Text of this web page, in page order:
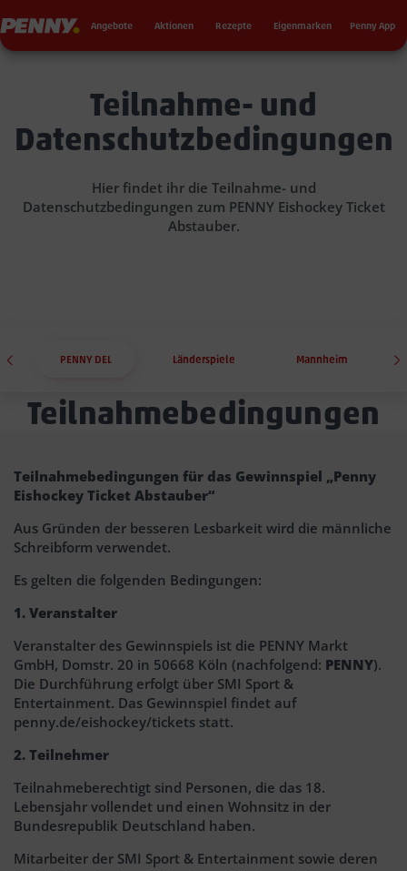
Penny Angebote Aktionen Rezepte Eigenmarken Penny App
Teilnahme- und
Datenschutzbedingungen
Hier findet ihr die Teilnahme- und
Datenschutzbedingungen zum PENNY Eishockey Ticket
Abstauber.
PENNY DEL Länderspiele Mannheim
Teilnahmebedingungen
Text
Block
Headline
Teilnahmebedingungen für das Gewinnspiel „Penny
Eishockey Ticket Abstauber“
Aus Gründen der besseren Lesbarkeit wird die männliche
Schreibform verwendet.
Es gelten die folgenden Bedingungen:
1. Veranstalter
Veranstalter des Gewinnspiels ist die PENNY Markt
GmbH, Domstr. 20 in 50668 Köln (nachfolgend: PENNY).
Die Durchführung erfolgt über SMI Sport &
Entertainment. Das Gewinnspiel findet auf
penny.de/eishockey/tickets statt.
2. Teilnehmer
Teilnahmeberechtigt sind Personen, die das 18.
Lebensjahr vollendet und einen Wohnsitz in der
Bundesrepublik Deutschland haben.
Mitarbeiter der SMI Sport & Entertainment sowie deren